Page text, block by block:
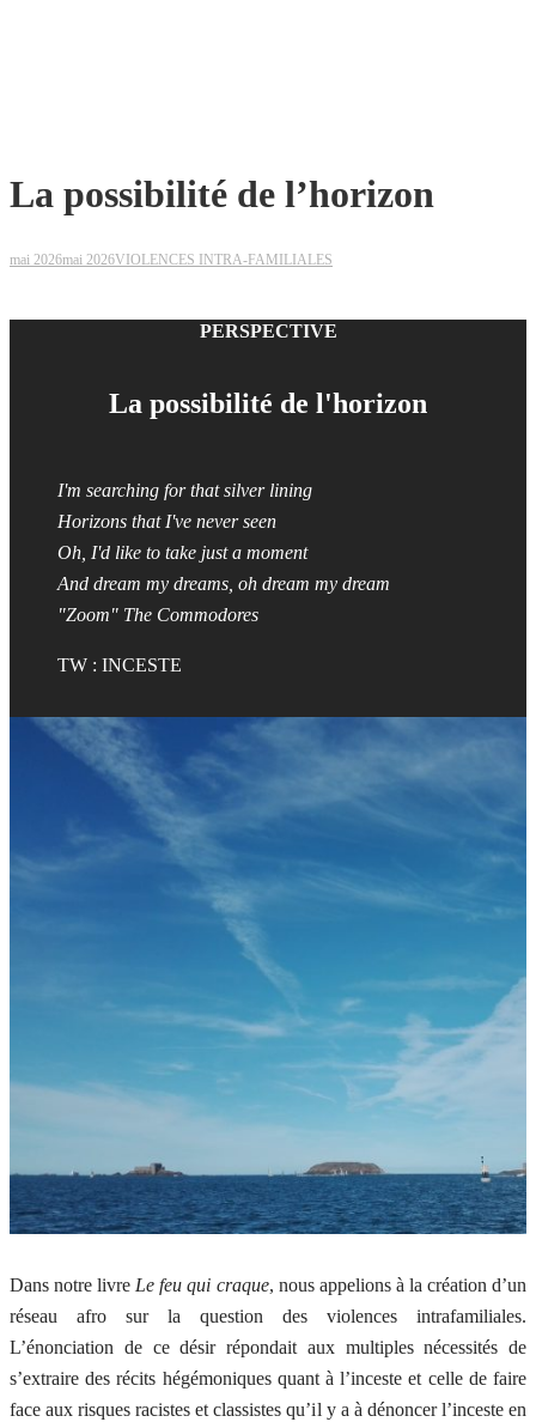
La possibilité de l’horizon
mai 2026mai 2026VIOLENCES INTRA-FAMILIALES
PERSPECTIVE
La possibilité de l'horizon
I'm searching for that silver lining
Horizons that I've never seen
Oh, I'd like to take just a moment
And dream my dreams, oh dream my dream
"Zoom" The Commodores
TW : INCESTE
Dans notre livre Le feu qui craque, nous appelions à la création d’un
réseau afro sur la question des violences intrafamiliales.
L’énonciation de ce désir répondait aux multiples nécessités de
s’extraire des récits hégémoniques quant à l’inceste et celle de faire
face aux risques racistes et classistes qu’il y a à dénoncer l’inceste en